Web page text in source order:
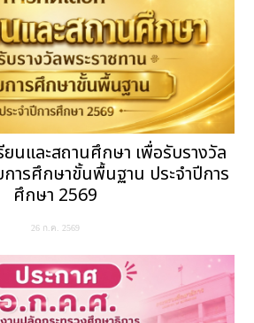
นและสถานศึกษา เพื่อรับรางวัล
การศึกษาขั้นพื้นฐาน ประจำปีการ
ศึกษา 2569
26 ก.ค. 2569